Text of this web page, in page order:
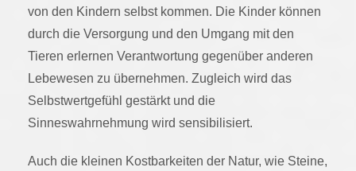
von den Kindern selbst kommen. Die Kinder können
durch die Versorgung und den Umgang mit den
Tieren erlernen Verantwortung gegenüber anderen
Lebewesen zu übernehmen. Zugleich wird das
Selbstwertgefühl gestärkt und die
Sinneswahrnehmung wird sensibilisiert.
Auch die kleinen Kostbarkeiten der Natur, wie Steine,